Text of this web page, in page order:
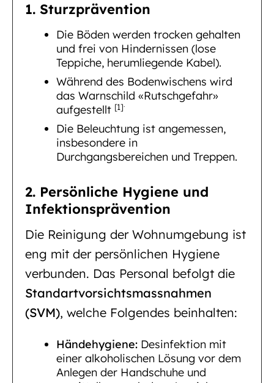
1. Sturzprävention
Die Böden werden trocken gehalten
und frei von Hindernissen (lose
Teppiche, herumliegende Kabel).
Während des Bodenwischens wird
das Warnschild «Rutschgefahr»
aufgestellt [1].
Die Beleuchtung ist angemessen,
insbesondere in
Durchgangsbereichen und Treppen.
2. Persönliche Hygiene und
Infektionsprävention
Die Reinigung der Wohnumgebung ist
eng mit der persönlichen Hygiene
verbunden. Das Personal befolgt die
Standartvorsichtsmassnahmen
(SVM), welche Folgendes beinhalten:
Händehygiene: Desinfektion mit
einer alkoholischen Lösung vor dem
Anlegen der Handschuhe und